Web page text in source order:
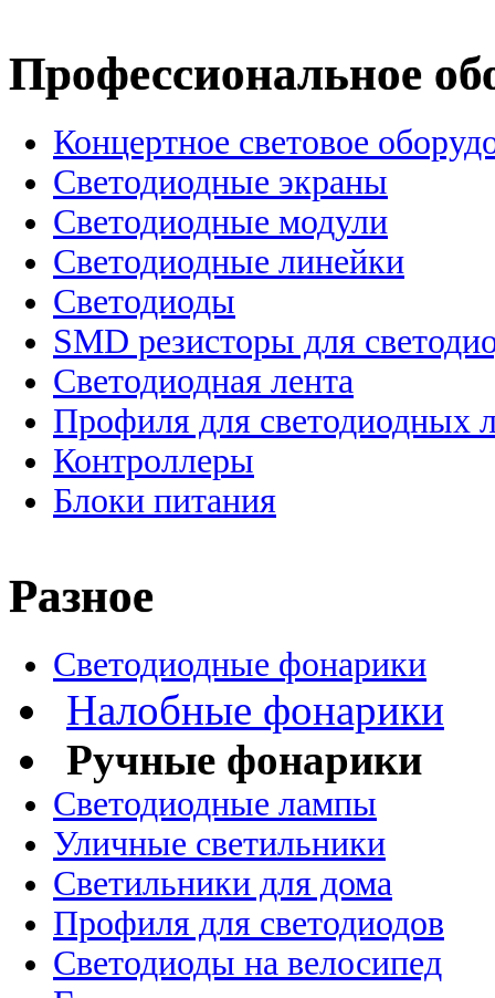
Профессиональное
Концертное световое
Cветодиодные экраны
Светодиодные модули
Светодиодные линейки
Светодиоды
SMD резисторы для
Светодиодная лента
Профиля для светодиодных
Контроллеры
Блоки питания
Разное
Светодиодные фонарики
Налобные фонарики
Ручные фонарики
Светодиодные лампы
Уличные светильники
Светильники для дома
Профиля для светодиодов
Светодиоды на велосипед